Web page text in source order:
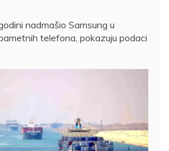
nadmašio Samsung u
telefona, pokazuju podaci